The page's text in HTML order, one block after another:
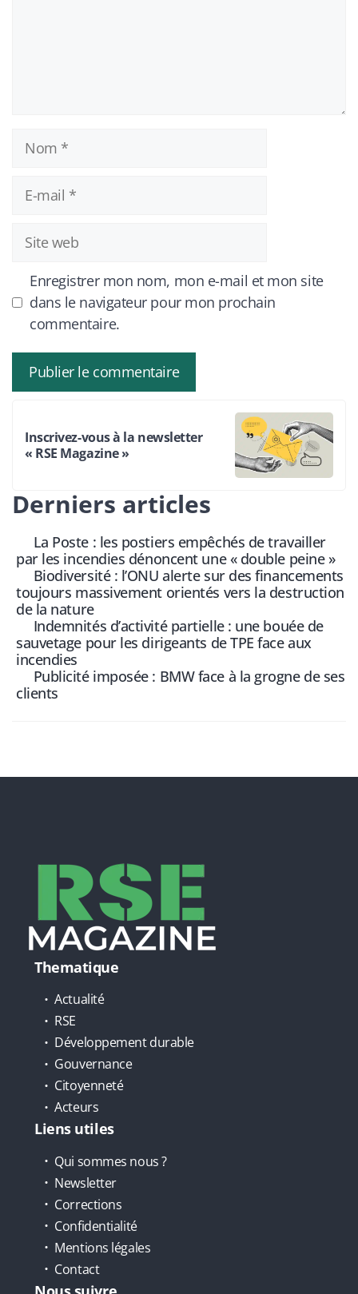
Nom
mail
Site
web
Enregistrer mon nom, mon e-mail et mon site
dans le navigateur pour mon prochain
commentaire.
Inscrivez-vous à la newsletter
« RSE Magazine »
Derniers articles
La Poste : les postiers empêchés de travailler
par les incendies dénoncent une « double peine »
Biodiversité : l’ONU alerte sur des financements
toujours massivement orientés vers la destruction
de la nature
Indemnités d’activité partielle : une bouée de
sauvetage pour les dirigeants de TPE face aux
incendies
Publicité imposée : BMW face à la grogne de ses
clients
Thematique
Actualité
RSE
Développement durable
Gouvernance
Citoyenneté
Acteurs
Liens utiles
Qui sommes nous ?
Newsletter
Corrections
Confidentialité
Mentions légales
Contact